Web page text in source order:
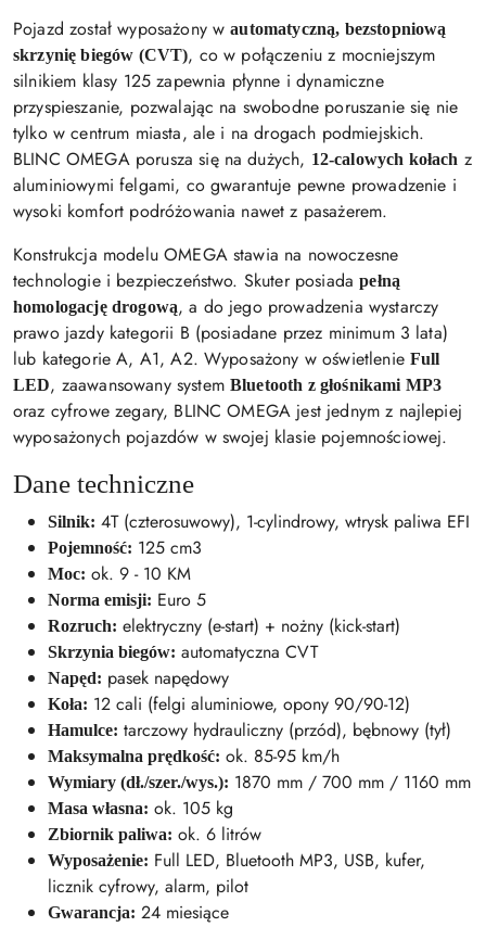
Pojazd został wyposażony wautomatyczną, bezstopniową
skrzynię biegów (CVT), co w połączeniu z mocniejszym
silnikiem klasy 125 zapewnia płynne i dynamiczne
przyspieszanie, pozwalając na swobodne poruszanie się nie
tylko w centrum miasta, ale i na drogach podmiejskich.
BLINC OMEGA porusza się na dużych, 12-calowych kołach z
aluminiowymi felgami, co gwarantuje pewne prowadzenie i
wysoki komfort podróżowania nawet z pasażerem.
Konstrukcja modelu OMEGA stawia na nowoczesne
technologie i bezpieczeństwo. Skuter posiadapełną
homologację drogową, a do jego prowadzenia wystarczy
prawo jazdy kategorii B (posiadane przez minimum 3 lata)
lub kategorie A, A1, A2. Wyposażony w oświetlenieFull
LED, zaawansowany systemBluetooth z głośnikami MP3
oraz cyfrowe zegary, BLINC OMEGA jest jednym z najlepiej
wyposażonych pojazdów w swojej klasie pojemnościowej.
Dane techniczne
Silnik: 4T (czterosuwowy), 1-cylindrowy, wtrysk paliwa EFI
Pojemność: 125 cm3
Moc: ok. 9 - 10 KM
Norma emisji: Euro 5
Rozruch: elektryczny (e-start) + nożny (kick-start)
Skrzynia biegów: automatyczna CVT
Napęd: pasek napędowy
Koła: 12 cali (felgi aluminiowe, opony 90/90-12)
Hamulce: tarczowy hydrauliczny (przód), bębnowy (tył)
Maksymalna prędkość: ok. 85-95 km/h
Wymiary (dł./szer./wys.): 1870 mm / 700 mm / 1160 mm
Masa własna: ok. 105 kg
Zbiornik paliwa: ok. 6 litrów
Wyposażenie: Full LED, Bluetooth MP3, USB, kufer,
licznik cyfrowy, alarm, pilot
Gwarancja: 24 miesiące